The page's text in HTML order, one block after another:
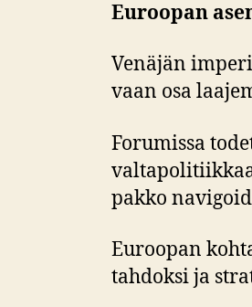
Euroopan
Venäjän
vaan osa
Forumissa
pakko
Euroopan
tahdoksi ja